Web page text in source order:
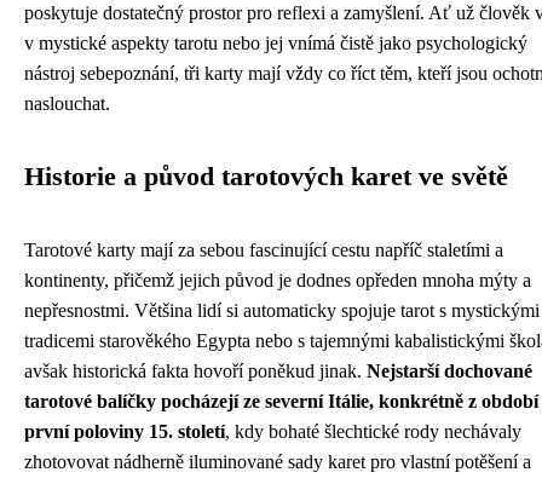
poskytuje dostatečný prostor pro reflexi a zamyšlení. Ať už člověk
v mystické aspekty tarotu nebo jej vnímá čistě jako psychologický
nástroj sebepoznání, tři karty mají vždy co říct těm, kteří jsou
naslouchat.
Historie a původ tarotových karet ve světě
Tarotové karty mají za sebou fascinující cestu napříč staletími a
kontinenty, přičemž jejich původ je dodnes opředen mnoha mýty a
nepřesnostmi. Většina lidí si automaticky spojuje tarot s mystickými
tradicemi starověkého Egypta nebo s tajemnými kabalistickými
avšak historická fakta hovoří poněkud jinak. Nejstarší dochované
tarotové balíčky pocházejí ze severní Itálie, konkrétně z období
první poloviny 15. století, kdy bohaté šlechtické rody nechávaly
zhotovovat nádherně iluminované sady karet pro vlastní potěšení a